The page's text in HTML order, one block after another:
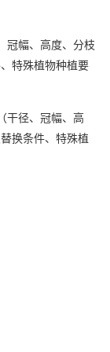
冠幅、高度、分枝
特殊植物种植要
干径、冠幅、高
换条件、特殊植